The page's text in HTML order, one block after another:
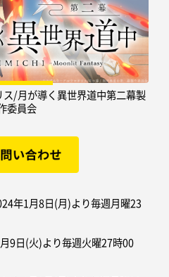
/月が導く異世界道中第二幕製
委員会
年1月8日(月)より毎週月曜23
9日(火)より毎週火曜27時00